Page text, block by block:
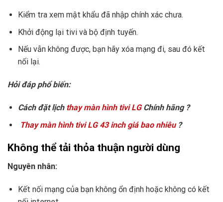
Kiểm tra xem mật khẩu đã nhập chính xác chưa.
Khởi động lại tivi và bộ định tuyến.
Nếu vẫn không được, bạn hãy xóa mạng đi, sau đó kết
nối lại.
Hỏi đáp phổ biến:
Cách đặt lịch thay màn hình tivi LGChính hãng ?
Thay màn hình tivi LG 43 inch giá bao nhiêu?
Không thể tải thỏa thuận người dùng
Nguyên nhân:
Kết nối mạng của bạn không ổn định hoặc không có kết